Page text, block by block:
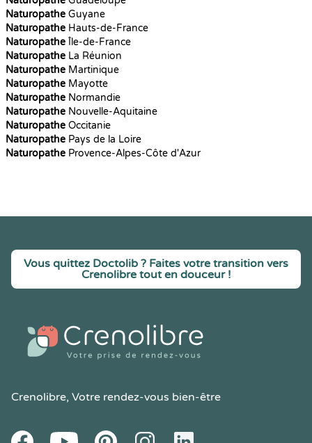
Naturopathe Guyane
Naturopathe Hauts-de-France
Naturopathe Île-de-France
Naturopathe La Réunion
Naturopathe Martinique
Naturopathe Mayotte
Naturopathe Normandie
Naturopathe Nouvelle-Aquitaine
Naturopathe Occitanie
Naturopathe Pays de la Loire
Naturopathe Provence-Alpes-Côte d'Azur
Vous quittez Doctolib ? Faites votre transition vers
Crenolibre tout en douceur !
Crenolibre, Votre rendez-vous bien-être
FacebookYoutube PinteresetInstagramLinkedIn